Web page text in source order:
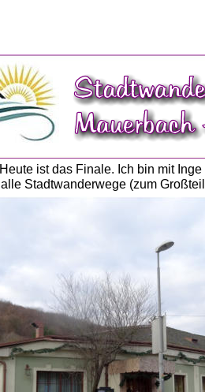
Heute ist das Finale. Ich bin mit
alle Stadtwanderwege (zum